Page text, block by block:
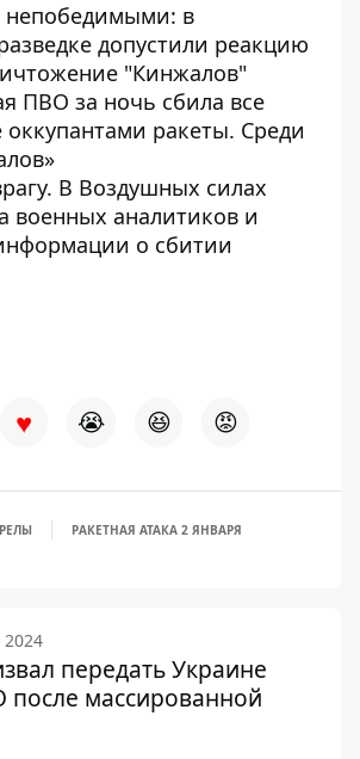
непобедимыми: в
допустили реакцию
"Кинжалов"
ПВО за ночь сбила все
ракеты. Среди
В Воздушных силах
военных аналитиков и
о сбитии
♥ 😭 😆 😡
РАКЕТНАЯ АТАКА 2 ЯНВАРЯ
2024
передать Украине
массированной